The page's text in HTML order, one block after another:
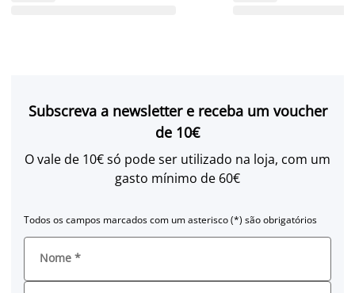
Subscreva a newsletter e receba um voucher
de 10€
O vale de 10€ só pode ser utilizado na loja, com um
gasto mínimo de 60€
Todos os campos marcados com um asterisco (*) são obrigatórios
Nome *